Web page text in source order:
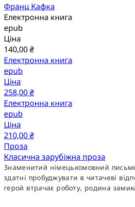
Франц Кафка
Електронна книга
epub
Ціна
140,00 ₴
Електронна книга
epub
Ціна
258,00 ₴
Електронна книга
epub
Ціна
210,00 ₴
Проза
Класична зарубіжна проза
Знаменитий німецькомовний
здатні пробуджувати в читачеві
герой втрачає роботу, родина